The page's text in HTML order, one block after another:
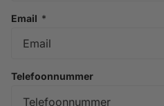
Email *
Telefoonnummer